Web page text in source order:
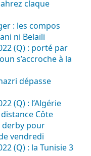
claque
: les compos
ni Belaïli
(Q) : porté par
s’accroche à la
dépasse
(Q) : l’Algérie
Côte
derby pour
vendredi
(Q) : la Tunisie 3